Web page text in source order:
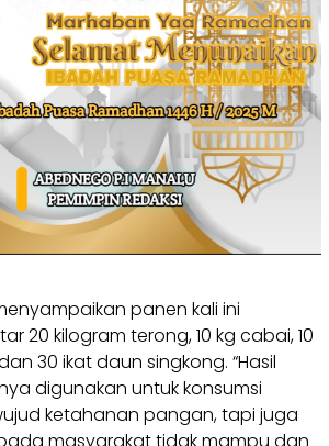
panen kali ini
20 kilogram terong, 10 kg cabai, 10
30 ikat daun singkong. “Hasil
digunakan untuk konsumsi
ketahanan pangan, tapi juga